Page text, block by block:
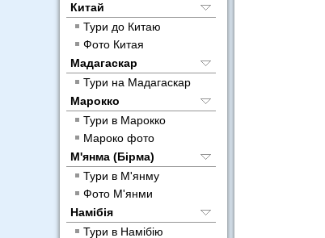
Китай
Тури до Китаю
Фото Китая
Мадагаскар
Тури на Мадагаскар
Марокко
Тури в Марокко
Мароко фото
М'янма (Бірма)
Тури в М'янму
Фото М'янми
Намібія
Тури в Намібію